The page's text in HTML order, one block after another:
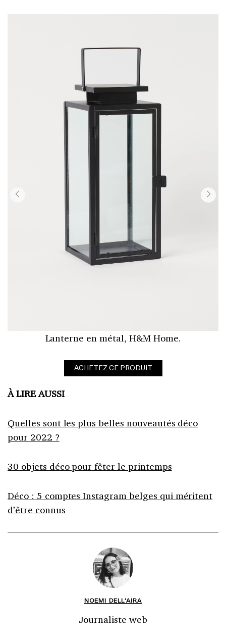
Lanterne en métal, H&M Home.
ACHETEZ CE PRODUIT
À LIRE AUSSI
Quelles sont les plus belles nouveautés déco
pour 2022 ?
30 objets déco pour fêter le printemps
Déco : 5 comptes Instagram belges qui méritent
d’être connus
NOEMI DELL'AIRA
Journaliste web